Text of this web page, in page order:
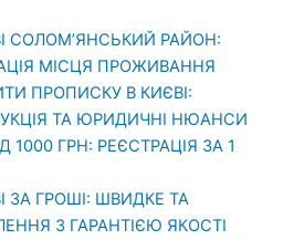
СОЛОМ’ЯНСЬКИЙ РАЙОН:
МІСЦЯ ПРОЖИВАННЯ
ПРОПИСКУ В КИЄВІ:
ТА ЮРИДИЧНІ НЮАНСИ
1000 ГРН: РЕЄСТРАЦІЯ ЗА 1
ЗА ГРОШІ: ШВИДКЕ ТА
З ГАРАНТІЄЮ ЯКОСТІ